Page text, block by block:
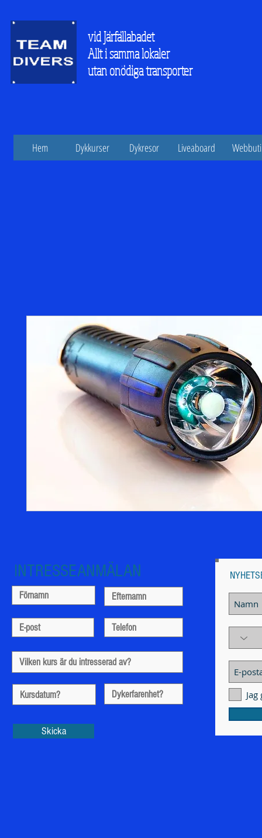
vid Järfällabadet
Allt i samma lokaler
utan onödiga transporter
Hem Dykkurser Dykresor Liveaboard
INTRESSEANMÄLAN
Skicka